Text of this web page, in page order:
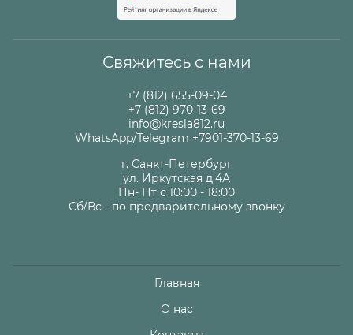
Свяжитесь с нами
+7 (812) 655-09-04
+7 (812) 970-13-69
info@kresla812.ru
WhatsApp/Telegram +7901-370-13-69
г. Санкт-Петербург
ул. Иркутская д.4А
Пн- Пт с 10:00 - 18:00
Сб/Вс - по предварительному звонку
Главная
О нас